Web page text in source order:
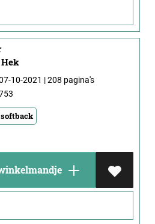
10-2021 | 208 pagina's